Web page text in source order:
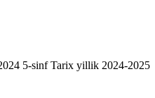
5-sinf Tarix yillik 2024-